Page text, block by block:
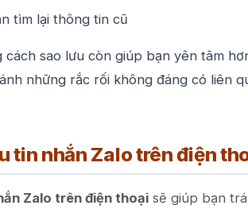
tìm lại thông tin cũ
sao lưu còn giúp bạn yên tâm
những rắc rối không đáng có liên
tin nhắn Zalo trên điện
Zalo trên điện thoại sẽ giúp bạn